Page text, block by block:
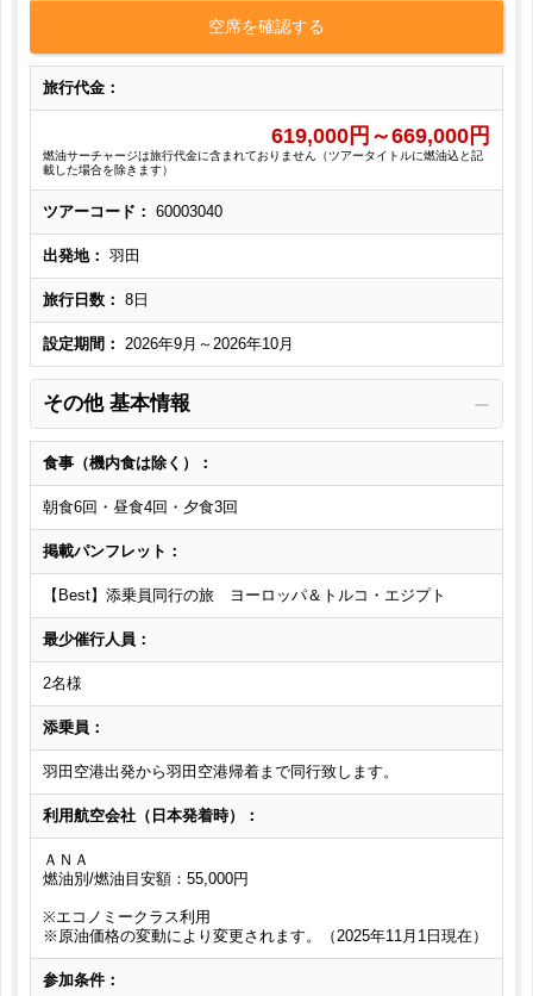
空席を確認する
旅行代金：
619,000 円～669,000 円
燃油サーチャージは旅行代金に含まれておりません（ツアータイトルに燃油込と記
載した場合を除きます）
ツアーコード： 60003040
出発地： 羽田
旅行日数： 8日
設定期間： 2026年9月～2026年10月
その他 基本情報
食事（機内食は除く）：
朝食6回・昼食4回・夕食3回
掲載パンフレット：
【Best】添乗員同行の旅 ヨーロッパ＆トルコ・エジプト
最少催行人員：
2名様
添乗員：
羽田空港出発から羽田空港帰着まで同行致します。
利用航空会社（日本発着時）：
ＡＮＡ
燃油別/燃油目安額：55,000円
※エコノミークラス利用
※原油価格の変動により変更されます。（2025年11月1日現在）
参加条件：